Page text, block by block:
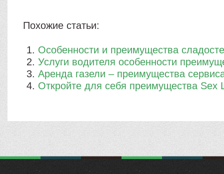
Похожие статьи:
Особенности и преимущества
Услуги водителя особенности
Аренда газели – преимущества
​Откройте для себя преимущества Sex